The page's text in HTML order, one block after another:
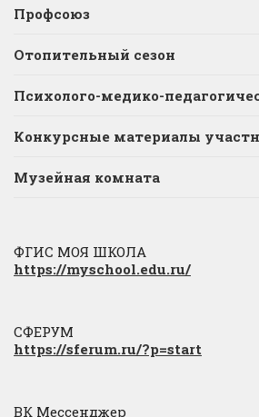
Профсоюз
Отопительный сезон
Психолого-медико-
Конкурсные материалы
Музейная комната
ФГИС МОЯ ШКОЛА
https://myschool.edu.ru/
СФЕРУМ
https://sferum.ru/?p=start
ВК Мессенджер